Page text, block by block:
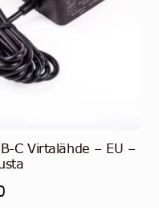
C Virtalähde – EU –